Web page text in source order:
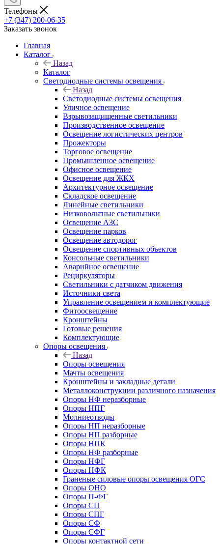
Телефоны
+7 (347) 200-06-35
Заказать звонок
Главная
Каталог
Назад
Каталог
Светодиодные системы освещения
Назад
Светодиодные системы освещения
Уличное освещение
Взрывозащищенные светильники
Производственное освещение
Освещение логистических центров
Прожекторы
Торговое освещение
Промышленное освещение
Офисное освещение
Освещение для ЖКХ
Архитектурное освещение
Складское освещение
Линейные светильники
Низковольтные светильники
Освещение АЗС
Освещение парков
Освещение автодорог
Освещение спортивных объектов
Консольные светильники
Аварийное освещение
Рециркуляторы
Светильники с датчиком движения
Источники света
Управление освещением и комплектующие
Фитоосвещение
Кронштейны
Готовые решения
Комплектующие
Опоры освещения
Назад
Опоры освещения
Мачты освещения
Кронштейны и закладные детали
Металлоконструкции различного назначения
Опоры НФ неразборные
Опоры НПГ
Молниеотводы
Опоры НП неразборные
Опоры НП разборные
Опоры НПК
Опоры НФ разборные
Опоры НФГ
Опоры НФК
Граненые силовые опоры освещения ОГС
Опоры ОНО
Опоры П-ФГ
Опоры СП
Опоры СПГ
Опоры СФ
Опоры СФГ
Опоры контактной сети